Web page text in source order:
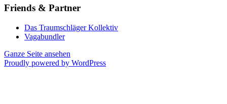
Friends & Partner
Das Traumschläger Kollektiv
Vagabundler
Ganze Seite ansehen
Proudly powered by WordPress